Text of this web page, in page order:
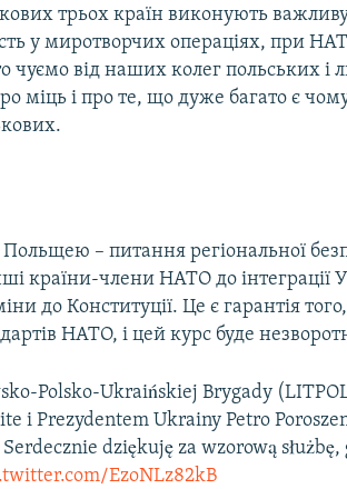
трьох країн виконують
у миротворчих операціях, при
чуємо від наших колег польських і
міць і про те, що дуже багато є
– питання регіональної
країни-члени НАТО до інтеграції
до Конституції. Це є гарантія
НАТО, і цей курс буде
Polsko-Ukraińskiej Brygady
i Prezydentem Ukrainy Petro
dziękuję za wzorową służbę,
EzoNLz82kB